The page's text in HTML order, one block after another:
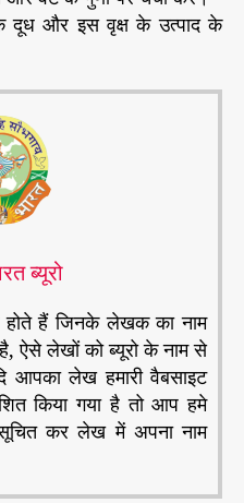
दूध और इस वृक्ष के उत्पाद के
ब्यूरो
हैं जिनके लेखक का नाम
ऐसे लेखों को ब्यूरो के नाम से
आपका लेख हमारी वैबसाइट
किया गया है तो आप हमे
कर लेख में अपना नाम